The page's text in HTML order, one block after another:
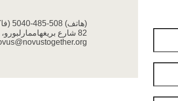
(هاتف) 508-485-5040
(فاكس)
82 شارع بريغهام
مارلبورو،